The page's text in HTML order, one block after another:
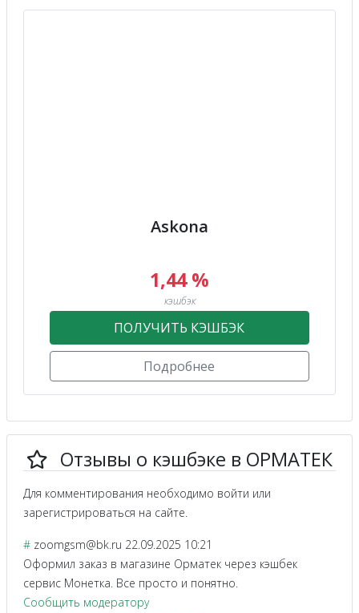
Askona
1,44 %
кэшбэк
ПОЛУЧИТЬ КЭШБЭК
Подробнее
Отзывы о кэшбэке в ОРМАТЕК
Для комментирования необходимо войти или
зарегистрироваться на сайте.
# zoomgsm@bk.ru 22.09.2025 10:21
Оформил заказ в магазине Орматек через кэшбек
сервис Монетка. Все просто и понятно.
Сообщить модератору